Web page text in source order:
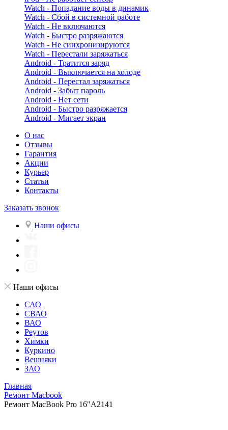
Watch - Попадание воды в динамик
Watch - Сбой в системной работе
Watch - Не включаются
Watch - Быстро разряжаются
Watch - Не синхронизируются
Watch - Перестали заряжаться
Android - Тратится заряд
Android - Выключается на холоде
Android - Перестал заряжаться
Android - Забыт пароль
Android - Нет сети
Android - Быстро разряжается
Android - Мигает экран
О нас
Отзывы
Гарантия
Акции
Курьер
Статьи
Контакты
Заказать звонок
Наши офисы
Наши офисы
САО
СВАО
ВАО
Реутов
Химки
Куркино
Вешняки
ЗАО
Главная
Ремонт Macbook
Ремонт MacBook Pro 16"A2141